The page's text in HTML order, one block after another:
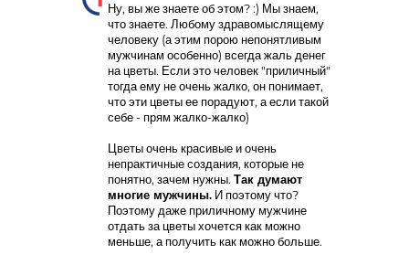
Ну, вы же знаете об этом? :) Мы знаем,
что знаете. Любому здравомыслящему
человеку (а этим порою непонятливым
мужчинам особенно) всегда жаль денег
на цветы. Если это человек "приличный"
тогда ему не очень жалко, он понимает,
что эти цветы ее порадуют, а если такой
себе - прям жалко-жалко)
Цветы очень красивые и очень
непрактичные создания, которые не
понятно, зачем нужны. Так думают
многие мужчины. И поэтому что?
Поэтому даже приличному мужчине
отдать за цветы хочется как можно
меньше, а получить как можно больше.